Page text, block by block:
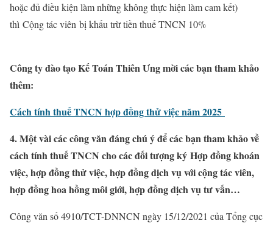
hoặc đủ điều kiện làm những không thực hiện làm cam kết)
thì Cộng tác viên bị khấu trừ tiền thuế TNCN 10%
Công ty đào tạo Kế Toán Thiên Ưng mời các bạn tham khảo
thêm:
Cách tính thuế TNCN hợp đồng thử việc năm 2025
4. Một vài các công văn đáng chú ý để các bạn tham khảo về
cách tính thuế TNCN cho các đối tượng ký Hợp đồng khoán
việc, hợp đồng thử việc, hợp đồng dịch vụ với cộng tác viên,
hợp đồng hoa hồng môi giới, hợp đồng dịch vụ tư vấn…
Công văn số 4910/TCT-DNNCN ngày 15/12/2021 của Tổng cục